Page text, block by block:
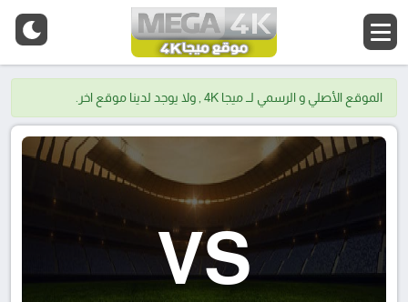
الموقع الأصلي و الرسمي لــ ميجا 4K , ولا يوجد لدينا موقع اخر.
VS